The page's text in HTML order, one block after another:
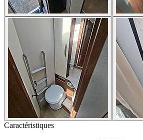
Caractéristiques